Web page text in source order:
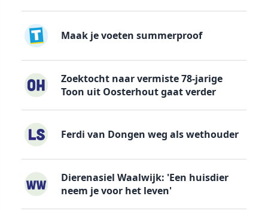
Maak je voeten summerproof
Zoektocht naar vermiste 78-jarige
Toon uit Oosterhout gaat verder
Ferdi van Dongen weg als wethouder
Dierenasiel Waalwijk: 'Een huisdier
neem je voor het leven'